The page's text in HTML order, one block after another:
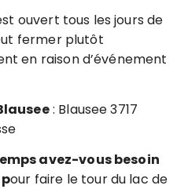
ouvert tous les jours de
fermer plutôt
en raison d’événement
: Blausee 3717
avez-vous besoin
our faire le tour du lac de